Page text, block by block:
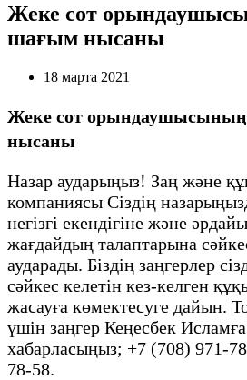
Жеке сот
шағым нысаны
18 марта 2021
Жеке сот орындаушысының
нысаны
Назар аударыңыз! Заң және
компаниясы Сіздің
негізгі екендігіне және
жағдайдың талаптарына
аударады. Біздің заңгерлер
сәйкес келетін кез-келген
жасауға көмектесуге дайын.
үшін заңгер Кеңесбек
хабарласыңыз; +7 (708) 971-
78-58.